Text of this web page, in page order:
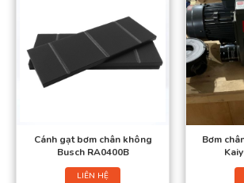
Cánh gạt bơm chân không
Busch RA0400B
LIÊN HỆ
Bơm